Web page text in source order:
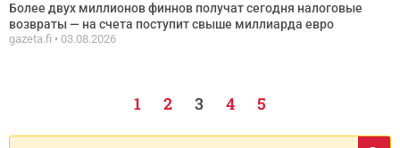
Более двух миллионов финнов получат сегодня налоговые
возвраты — на счета поступит свыше миллиарда евро
gazeta.fi 03.08.2026
1 2 3 4 5